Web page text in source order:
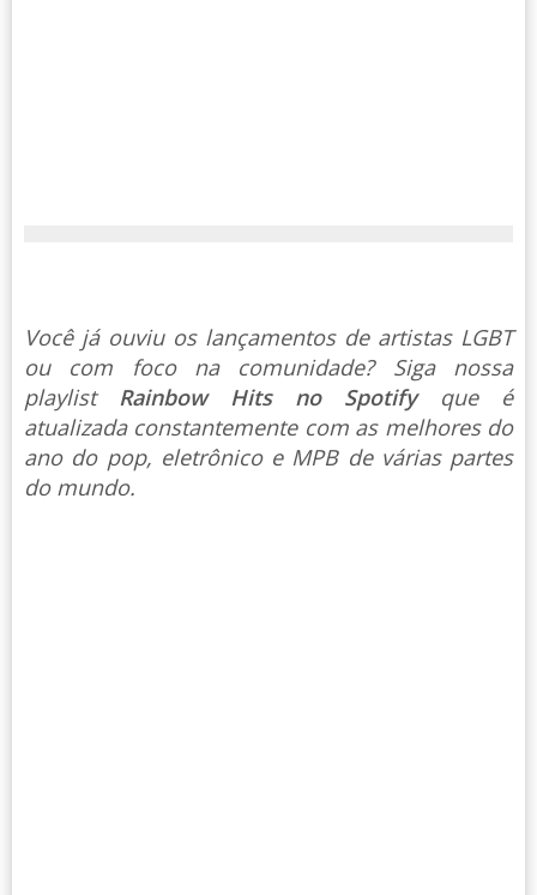
Você já ouviu os lançamentos de artistas LGBT
ou com foco na comunidade? Siga nossa
playlist Rainbow Hits no Spotify que é
atualizada constantemente com as melhores do
ano do pop, eletrônico e MPB de várias partes
do mundo.